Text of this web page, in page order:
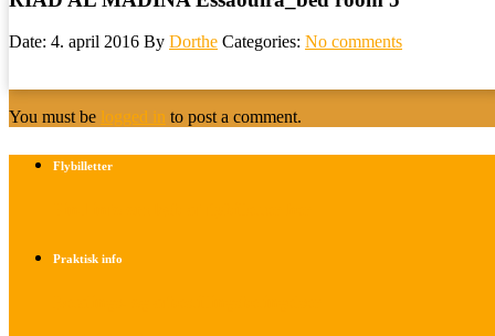
Date: 4. april 2016 By Dorthe Categories: No comments
You must be logged in to post a comment.
Flybilletter
Praktisk info